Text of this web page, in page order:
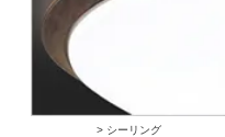
> シーリング